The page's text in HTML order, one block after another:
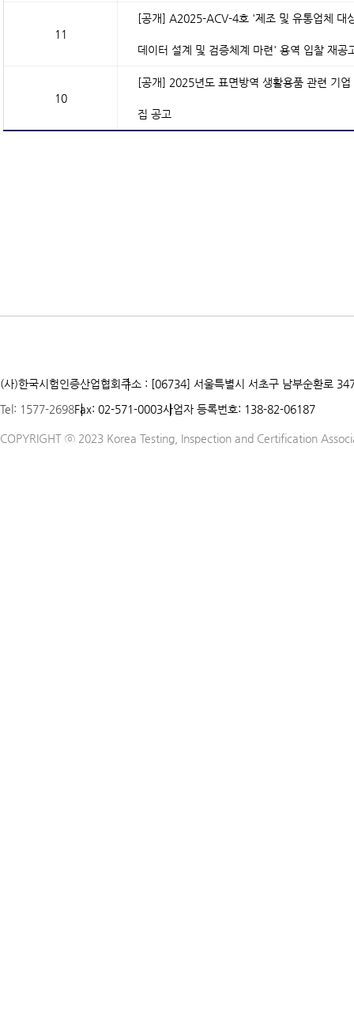
11
[공개] A2025-ACV-4호 '제조 및 유통업체 대
데이터 설계 및 검증체계 마련' 용역 입찰 재공
10
[공개] 2025년도 표면방역 생활용품 관련 기
집 공고
(사)한국시험인증산업협회주소 : [06734] 서울특별시 서초구 남부순환로
Tel: 1577-2698Fax: 02-571-0003사업자 등록번호: 138-82-06187
COPYRIGHT ⓒ 2023 Korea Testing, Inspection and Certification